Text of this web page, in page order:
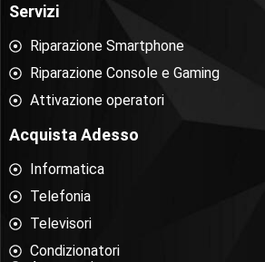
Servizi
Riparazione Smartphone
Riparazione Console e Gaming
Attivazione operatori
Acquista Adesso
Informatica
Telefonia
Televisori
Condizionatori